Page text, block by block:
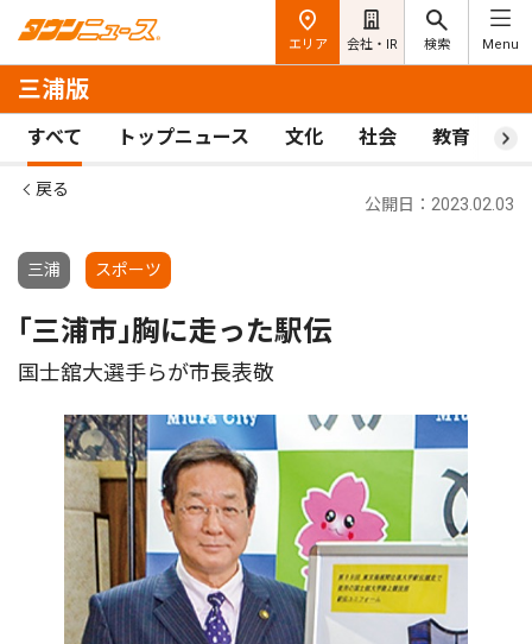
エリア 会社・IR 検索 Menu
三浦版
すべて トップニュース 文化 社会 教育 ス
戻る
三浦 スポーツ
公開日：2023.02.03
｢三浦市｣胸に走った駅伝
国士舘大選手らが市長表敬